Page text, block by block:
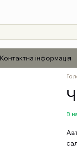
Контактна інформація
В